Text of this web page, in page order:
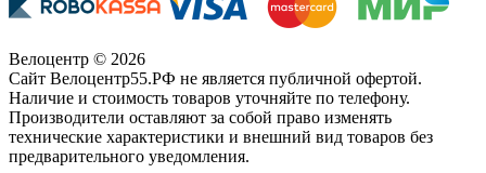
Велоцентр © 2026
Сайт Велоцентр55.РФ не является публичной офертой.
Наличие и стоимость товаров уточняйте по телефону.
Производители оставляют за собой право изменять
технические характеристики и внешний вид товаров без
предварительного уведомления.